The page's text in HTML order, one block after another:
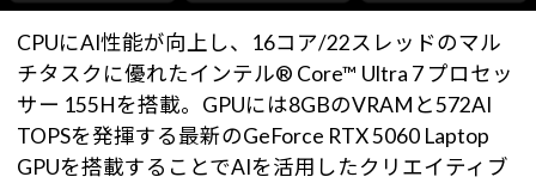
CPUにAI性能が向上し、16コア/22スレッドのマル
チタスクに優れたインテル® Core™ Ultra 7 プロセッ
サー 155Hを搭載。GPUには8GBのVRAMと572AI
TOPSを発揮する最新のGeForce RTX 5060 Laptop
GPUを搭載することでAIを活用したクリエイティブ